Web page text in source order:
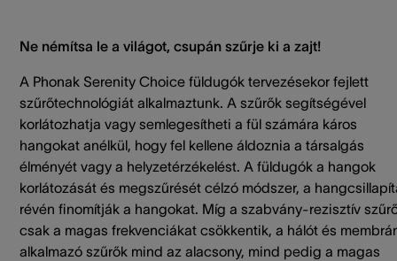
Ne némítsa le a világot, csupán szűrje ki a zajt!
A Phonak Serenity Choice füldugók tervezésekor fejlett
szűrőtechnológiát alkalmaztunk. A szűrők segítségével
korlátozhatja vagy semlegesítheti a fül számára káros
hangokat anélkül, hogy fel kellene áldoznia a társalgás
élményét vagy a helyzetérzékelést. A füldugók a hangok
korlátozását és megszűrését célzó módszer, a
révén finomítják a hangokat. Míg a szabvány-rezisztív
csak a magas frekvenciákat csökkentik, a hálót és
alkalmazó szűrők mind az alacsony, mind pedig a magas